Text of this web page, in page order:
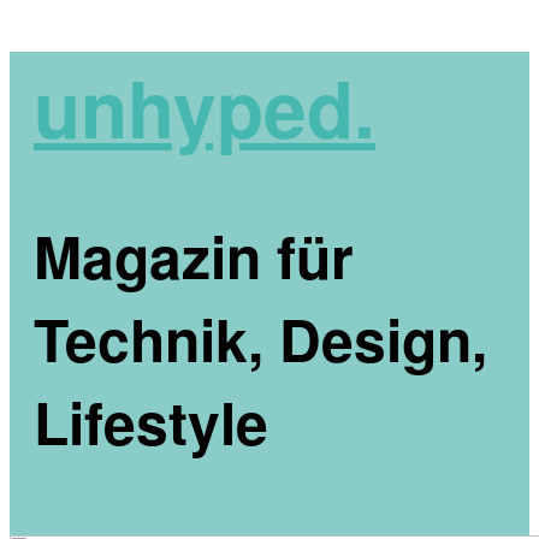
unhyped.
Magazin für
Technik, Design,
Lifestyle